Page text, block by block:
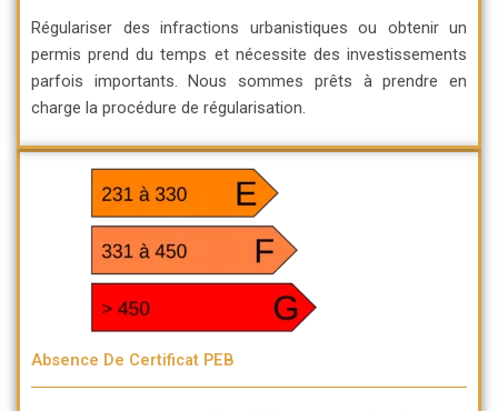
Absence De Certificat PEB
Régulariser des infractions urbanistiques ou obtenir un
permis prend du temps et nécessite des investissements
parfois importants. Nous sommes prêts à prendre en
charge la procédure de régularisation.